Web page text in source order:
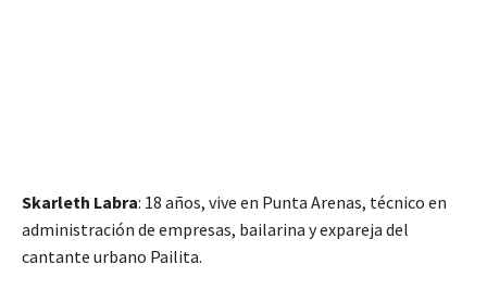
Skarleth Labra: 18 años, vive en Punta Arenas, técnico en
administración de empresas, bailarina y expareja del
cantante urbano Pailita.